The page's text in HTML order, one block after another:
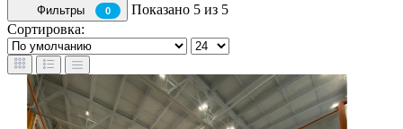
Фильтры
0
Показано 5 из 5
Сортировка: